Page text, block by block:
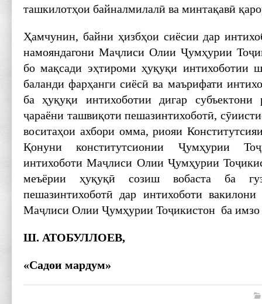
ташкилотҳои байналмилалӣ ва минтақавӣ
Ҳамчунин, байни ҳизбҳои сиёсии дар
намояндагони Маҷлиси Олии Ҷумҳурии
бо мақсади эҳтироми ҳуқуқи интихоботии
баланди фарҳанги сиёсӣ ва маърифати
ба ҳуқуқи интихоботии дигар субъектони
ҷараёни ташвиқоти пешазинтихоботӣ,
воситаҳои ахбори омма, риояи
Қонуни конститутсионии Ҷумҳурии
интихоботи Маҷлиси Олии Ҷумҳурии
меъёрии ҳуқуқӣ созиш вобаста ба
пешазинтихоботӣ дар интихоботи
Маҷлиси Олии Ҷумҳурии Тоҷикистон ба имзо
Ш. АТОБУЛЛОЕВ,
«Садои мардум»